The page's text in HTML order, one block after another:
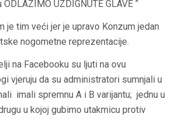
UZDIGNUTE GLAVE “
je tim veći jer je upravo Konzum jedan
nogometne reprezentacije.
na Facebooku su ljuti na ovu
vjeruju da su administratori sumnjali u
imali spremnu A i B varijantu; jednu u
u kojoj gubimo utakmicu protiv